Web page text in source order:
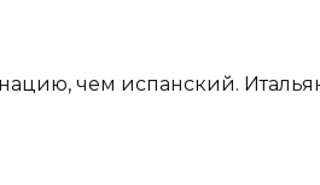
чем испанский.